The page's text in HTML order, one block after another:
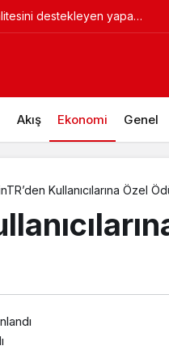
destekleyen yapay
Akış Ekonomi Genel
Kullanıcılarına Özel
Zekâ Altyapısına